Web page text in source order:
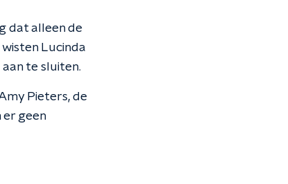
dat alleen de
Lucinda
te sluiten.
Pieters, de
er geen